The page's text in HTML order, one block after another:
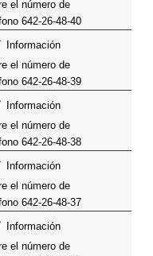
el número de
642-26-48-40
Información
el número de
642-26-48-39
Información
el número de
642-26-48-38
Información
el número de
642-26-48-37
Información
el número de